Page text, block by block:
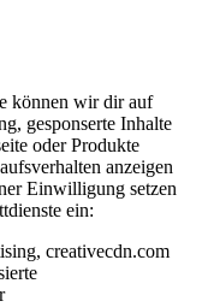
können wir dir auf
gesponserte Inhalte
oder Produkte
anzeigen
Einwilligung setzen
ein:
creativecdn.com